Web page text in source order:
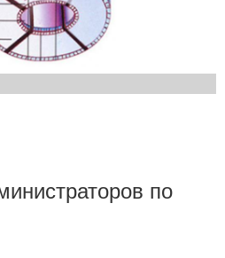
соединения
по